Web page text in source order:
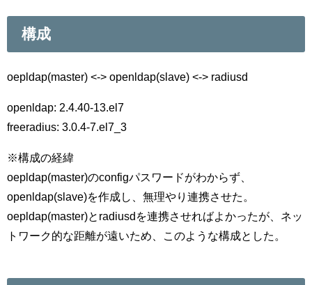
構成
oepldap(master) <-> openldap(slave) <-> radiusd
openldap: 2.4.40-13.el7
freeradius: 3.0.4-7.el7_3
※構成の経緯
oepldap(master)のconfigパスワードがわからず、
openldap(slave)を作成し、無理やり連携させた。
oepldap(master)とradiusdを連携させればよかったが、ネッ
トワーク的な距離が遠いため、このような構成とした。